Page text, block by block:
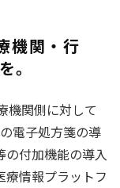
機関・行
。
機関側に対して
電子処方箋の導
の付加機能の導入
情報プラットフ